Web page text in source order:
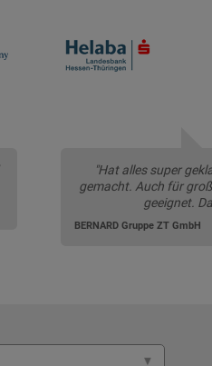
"Hat alles super
gemacht. Auch für
geeignet.
BERNARD Gruppe ZT GmbH